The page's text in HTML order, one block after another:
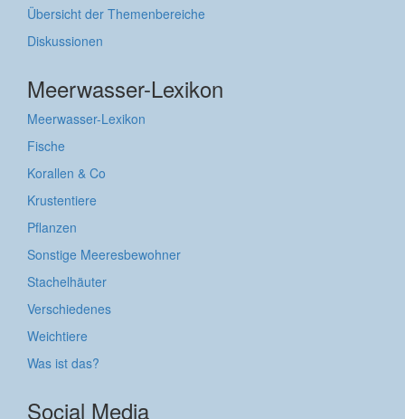
Übersicht der Themenbereiche
Diskussionen
Meerwasser-Lexikon
Meerwasser-Lexikon
Fische
Korallen & Co
Krustentiere
Pflanzen
Sonstige Meeresbewohner
Stachelhäuter
Verschiedenes
Weichtiere
Was ist das?
Social Media